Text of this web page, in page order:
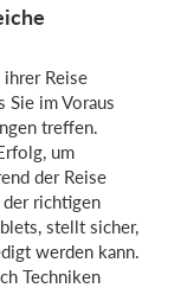
Reise
Sie im Voraus
treffen.
um
der Reise
richtigen
stellt sicher,
werden kann.
Techniken